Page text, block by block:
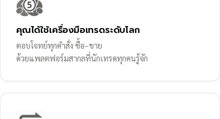
คุณได้ใช้เครื่องมือเทรดระดับโลก
ตอบโจทย์ทุกคำสั่ง ซื้อ–ขาย
ด้วยแพลตฟอร์มสากลที่นักเทรดทุกคนรู้จัก